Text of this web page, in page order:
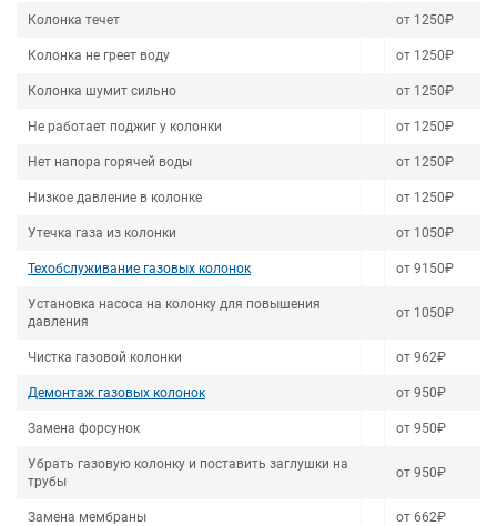
Колонка течет от 1250₽
Колонка не греет воду от 1250₽
Колонка шумит сильно от 1250₽
Не работает поджиг у колонки от 1250₽
Нет напора горячей воды от 1250₽
Низкое давление в колонке от 1250₽
Утечка газа из колонки от 1050₽
Техобслуживание газовых колонок от 9150₽
Установка насоса на колонку для повышения
давления
от 1050₽
Чистка газовой колонки от 962₽
Демонтаж газовых колонок от 950₽
Замена форсунок от 950₽
Убрать газовую колонку и поставить заглушки на
трубы
от 950₽
Замена мембраны от 662₽